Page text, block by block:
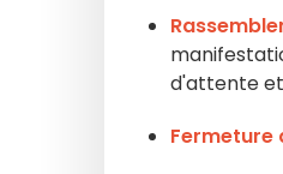
d'attente
Fermeture